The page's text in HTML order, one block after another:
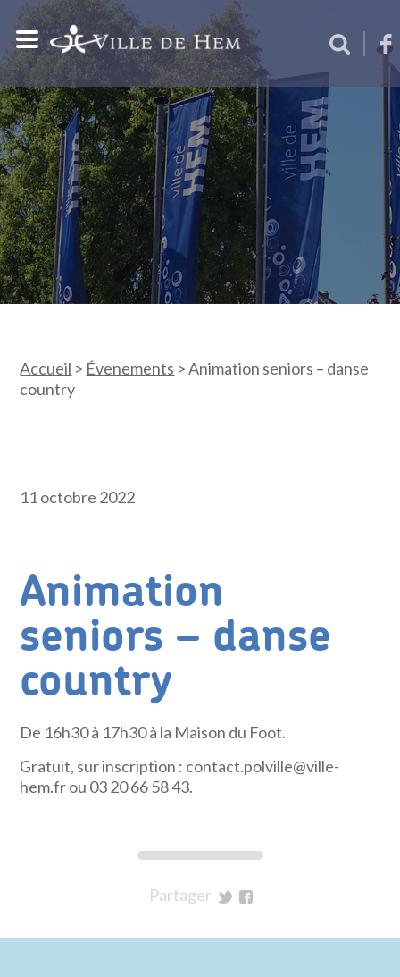
Accueil > Évenements >Animation seniors – danse
country
11 octobre 2022
Animation
seniors – danse
country
De 16h30 à 17h30 à la Maison du Foot.
Gratuit, sur inscription : contact.polville@ville-
hem.fr ou 03 20 66 58 43.
Partager
Twitter
Facebook